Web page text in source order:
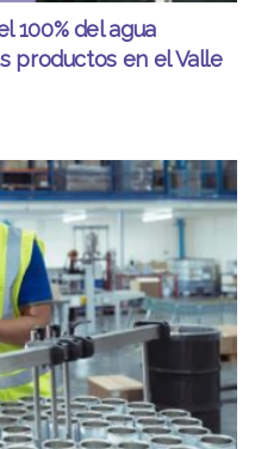
100% del agua
productos en el Valle